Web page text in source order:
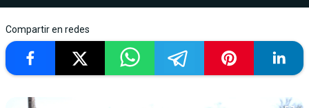
Compartir en redes